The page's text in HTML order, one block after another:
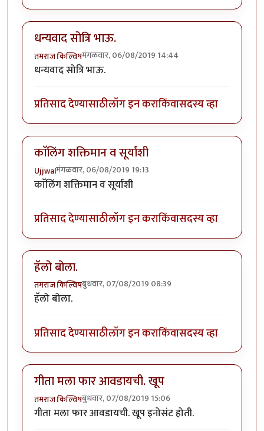
धन्यवाद सोत्रि भाऊ.
तमराज किल्विषमंगळवार, 06/08/2019 14:44
धन्यवाद सोत्रि भाऊ.
प्रतिसाद देण्यासाठीलॉग इन कराकिंवासदस्य व्हा
काॅलिंग शक्तिमान व सूर्यांशी
Ujjwalमंगळवार, 06/08/2019 19:13
काॅलिंग शक्तिमान व सूर्यांशी
प्रतिसाद देण्यासाठीलॉग इन कराकिंवासदस्य व्हा
हॅलो बोला.
तमराज किल्विषबुधवार, 07/08/2019 08:39
हॅलो बोला.
प्रतिसाद देण्यासाठीलॉग इन कराकिंवासदस्य व्हा
गीता मला फार आवडायची. खूप
तमराज किल्विषबुधवार, 07/08/2019 15:06
गीता मला फार आवडायची. खूप इनोसंट होती.